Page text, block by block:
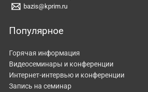
bazis@kprim.ru
Популярное
Горячая информация
Видеосеминары и конференции
Интернет-интервью и конференции
Запись на семинар